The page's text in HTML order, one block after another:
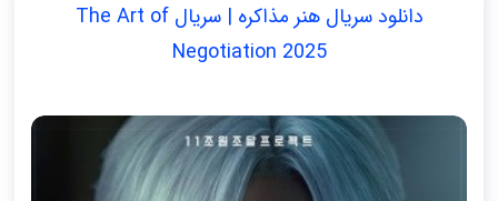
دانلود سریال هنر مذاکره | سریال The Art of
Negotiation 2025